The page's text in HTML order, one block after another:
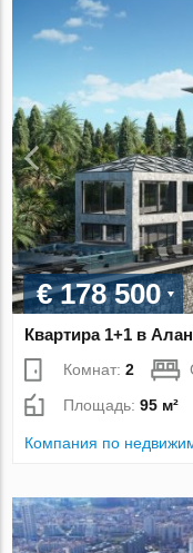
€ 178 500
Квартира 1+1 в
Комнат:2
Площадь:95 м²
Компания по